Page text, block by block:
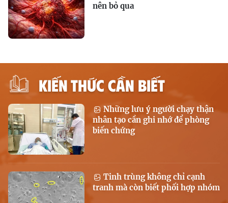
nên bỏ qua
KIẾN THỨC CẦN BIẾT
Những lưu ý người chạy thận
nhân tạo cần ghi nhớ để phòng
biến chứng
Tinh trùng không chỉ cạnh
tranh mà còn biết phối hợp nhóm